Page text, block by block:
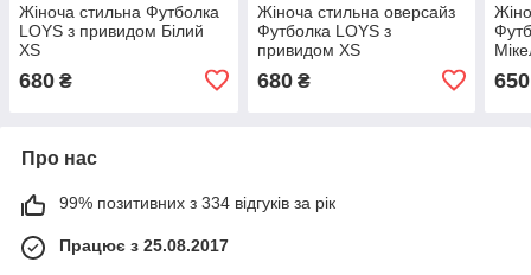
Жіноча стильна Футболка
LOYS з привидом Білий
XS
680 ₴
Жіноча стильна оверсайз
Футболка LOYS з
привидом XS
680₴ 650
Про нас
99% позитивних з 334 відгуків за рік
Працює з 25.08.2017